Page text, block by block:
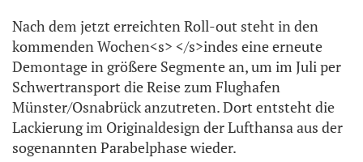
Nach dem jetzt erreichten Roll-out steht in den
kommenden Wochen<s> </s>indes eine erneute
Demontage in größere Segmente an, um im Juli per
Schwertransport die Reise zum Flughafen
Münster/Osnabrück anzutreten. Dort entsteht die
Lackierung im Originaldesign der Lufthansa aus der
sogenannten Parabelphase wieder.